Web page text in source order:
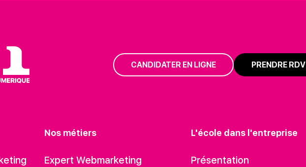
CANDIDATER EN LIGNE PRENDRE RDV
Nos métiers
Expert Webmarketing
L'école dans l'entreprise
Présentation